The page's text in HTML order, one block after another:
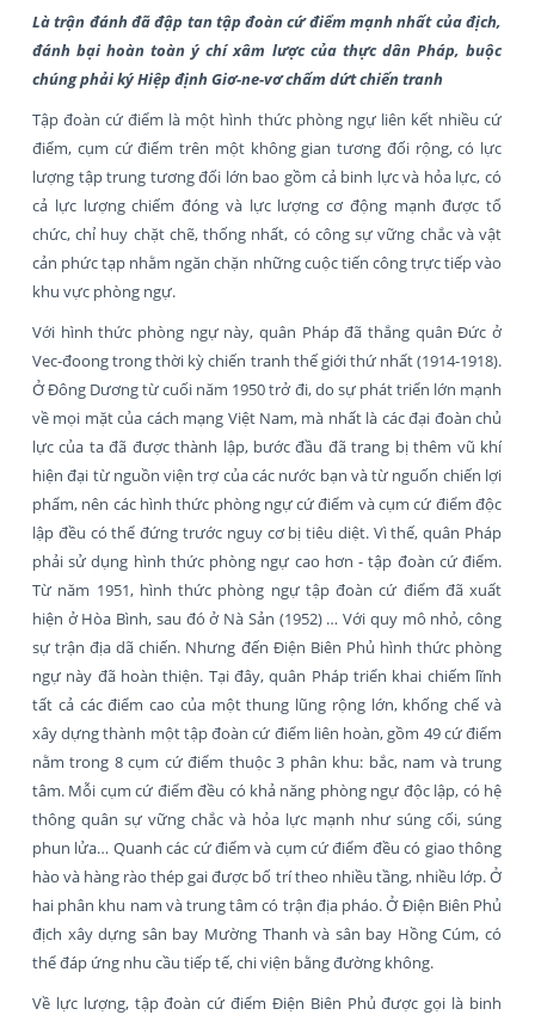
Là trận đánh đã đập tan tập đoàn cứ điểm mạnh nhất của địch,
đánh bại hoàn toàn ý chí xâm lược của thực dân Pháp, buộc
chúng phải ký Hiệp định Giơ-ne-vơ chấm dứt chiến tranh
Tập đoàn cứ điểm là một hình thức phòng ngự liên kết nhiều cứ
điểm, cụm cứ điểm trên một không gian tương đối rộng, có lực
lượng tập trung tương đối lớn bao gồm cả binh lực và hỏa lực, có
cả lực lượng chiếm đóng và lực lượng cơ động mạnh được tổ
chức, chỉ huy chặt chẽ, thống nhất, có công sự vững chắc và vật
cản phức tạp nhằm ngăn chặn những cuộc tiến công trực tiếp vào
khu vực phòng ngự.
Với hình thức phòng ngự này, quân Pháp đã thắng quân Đức ở
Vec-đoong trong thời kỳ chiến tranh thế giới thứ nhất (1914-1918).
Ở Đông Dương từ cuối năm 1950 trở đi, do sự phát triển lớn mạnh
về mọi mặt của cách mạng Việt Nam, mà nhất là các đại đoàn chủ
lực của ta đã được thành lập, bước đầu đã trang bị thêm vũ khí
hiện đại từ nguồn viện trợ của các nước bạn và từ nguốn chiến lợi
phẩm, nên các hình thức phòng ngự cứ điểm và cụm cứ điểm độc
lập đều có thể đứng trước nguy cơ bị tiêu diệt. Vì thế, quân Pháp
phải sử dụng hình thức phòng ngự cao hơn - tập đoàn cứ điểm.
Từ năm 1951, hình thức phòng ngự tập đoàn cứ điểm đã xuất
hiện ở Hòa Bình, sau đó ở Nà Sản (1952) … Với quy mô nhỏ, công
sự trận địa dã chiến. Nhưng đến Điện Biên Phủ hình thức phòng
ngự này đã hoàn thiện. Tại đây, quân Pháp triển khai chiếm lĩnh
tất cả các điểm cao của một thung lũng rộng lớn, khống chế và
xây dựng thành một tập đoàn cứ điểm liên hoàn, gồm 49 cứ điểm
nằm trong 8 cụm cứ điểm thuộc 3 phân khu: bắc, nam và trung
tâm. Mỗi cụm cứ điểm đều có khả năng phòng ngự độc lập, có hệ
thông quân sự vững chắc và hỏa lực mạnh như súng cối, súng
phun lửa… Quanh các cứ điểm và cụm cứ điểm đều có giao thông
hào và hàng rào thép gai được bố trí theo nhiều tầng, nhiều lớp. Ở
hai phân khu nam và trung tâm có trận địa pháo. Ở Điện Biên Phủ
địch xây dựng sân bay Mường Thanh và sân bay Hồng Cúm, có
thể đáp ứng nhu cầu tiếp tế, chi viện bằng đường không.
Về lực lượng, tập đoàn cứ điểm Điện Biên Phủ được gọi là binh